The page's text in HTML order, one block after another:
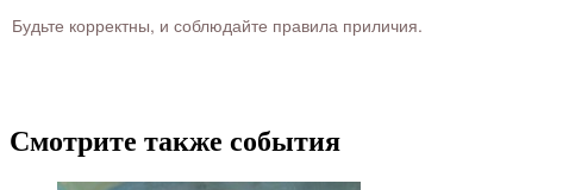
Будьте корректны, и соблюдайте правила приличия.
Смотрите также события